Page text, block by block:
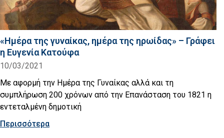
«Ημέρα της γυναίκας, ημέρα της ηρωίδας» – Γράφει
η Ευγενία Κατούφα
10/03/2021
Με αφορμή την Ημέρα της Γυναίκας αλλά και τη
συμπλήρωση 200 χρόνων από την Επανάσταση του 1821 η
εντεταλμένη δημοτική
Περισσότερα